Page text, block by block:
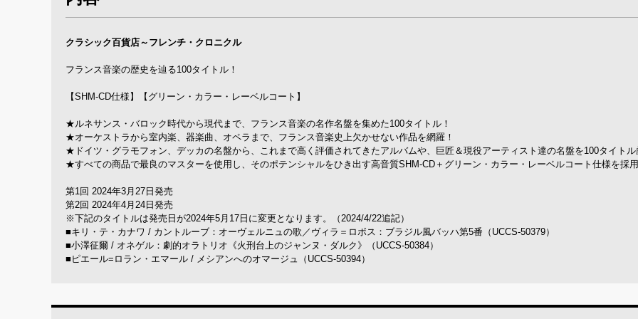
クラシック百貨店～フレンチ・クロニクル
フランス音楽の歴史を辿る100タイトル！
【SHM-CD仕様】【グリーン・カラー・レーベルコート】
★ルネサンス・バロック時代から現代まで、フランス音楽の名作名盤を集めた100タイトル！
★オーケストラから室内楽、器楽曲、オペラまで、フランス音楽史上欠かせない作品を網羅！
★ドイツ・グラモフォン、デッカの名盤から、これまで高く評価されてきたアルバムや、巨匠＆現役アーティスト達の名盤を100タイトル
★すべての商品で最良のマスターを使用し、そのポテンシャルをひき出す高音質SHM-CD＋グリーン・カラー・レーベルコート仕様を採用
第1回 2024年3月27日発売
第2回 2024年4月24日発売
※下記のタイトルは発売日が2024年5月17日に変更となります。（2024/4/22追記）
■キリ・テ・カナワ / カントルーブ：オーヴェルニュの歌／ヴィラ＝ロボス：ブラジル風バッハ第5番（UCCS-50379）
■小澤征爾 / オネゲル：劇的オラトリオ《火刑台上のジャンヌ・ダルク》（UCCS-50384）
■ピエール=ロラン・エマール / メシアンへのオマージュ（UCCS-50394）